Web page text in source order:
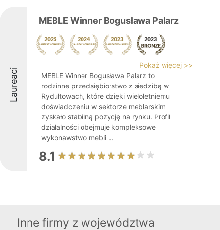
Laureaci
MEBLE Winner Bogusława Palarz
Pokaż więcej >>
MEBLE Winner Bogusława Palarz to
rodzinne przedsiębiorstwo z siedzibą w
Rydułtowach, które dzięki wieloletniemu
doświadczeniu w sektorze meblarskim
zyskało stabilną pozycję na rynku. Profil
działalności obejmuje kompleksowe
wykonawstwo mebli ...
8.1
Inne firmy z województwa